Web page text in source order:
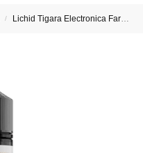
/ Lichid Tigara Electronica Fara Nicotina